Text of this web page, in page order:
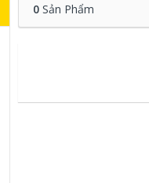
0Sản Phẩm